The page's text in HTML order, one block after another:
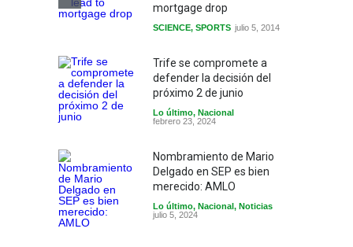
mortgage drop
SCIENCE, SPORTS julio 5, 2014
Trife se compromete a
defender la decisión del
próximo 2 de junio
Lo último, Nacional
febrero 23, 2024
Nombramiento de Mario
Delgado en SEP es bien
merecido: AMLO
Lo último, Nacional, Noticias
julio 5, 2024